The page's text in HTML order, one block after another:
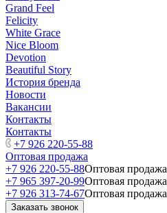
Grand Feel
Felicity
White Grace
Nice Bloom
Devotion
Beautiful Story
История бренда
Новости
Вакансии
Контакты
Контакты
+7 926 220-55-88
Оптовая продажа
+7 926 220-55-88Оптовая продажа
+7 965 397-20-99Оптовая продажа
+7 926 313-74-67Оптовая продажа
Заказать звонок